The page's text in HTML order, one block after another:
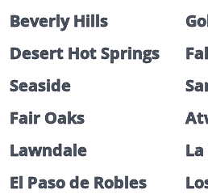
Beverly Hills
Desert Hot Springs
Seaside
Fair Oaks
Lawndale
El Paso de Robles